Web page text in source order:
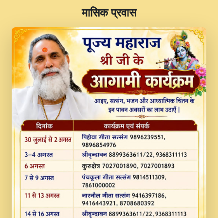
JINU SATGURU AAP BULAVE by Rasik
Pawan ji 20-11-19 Sankirtan At VEER JI
PRABHU KUTEER CHANNEL.mp3
Kina Sohna Tera Bhawan Sajaya Mata
Vaishno Devi Aarti Mata Rani Bhajan By
Lakhwinder Wadali Ji.mp3
MERE MANN VICH KANTH KALER
NEW PUNAJBI DEVOTIONAL SONG 2017
FULL VIDEO HD.mp3
Na To Roop Hai Bindu Ji Maharaj Pad - A
Divine Bhajan by Shri Indresh Ji
#BhaktiPath.mp3
Radha Rani Ki Kirpa Best Devotional
Song By Chitra Vichitra.mp3
​मासिक प्रवास